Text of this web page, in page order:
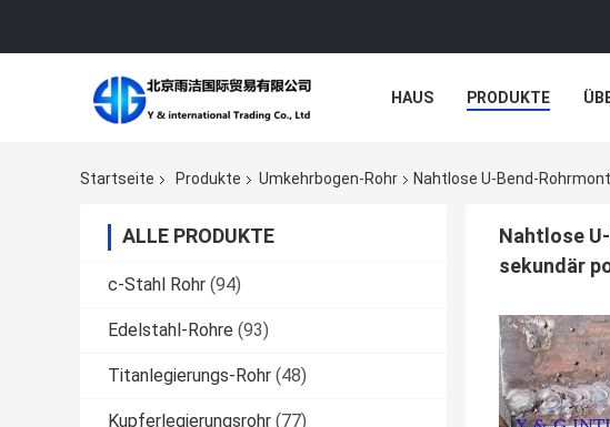
HAUS PRODUKTE
Startseite
Produkte Umkehrbogen-Rohr Nahtlose U-Bend-
ALLE PRODUKTE
c-Stahl Rohr (94)
Edelstahl-Rohre (93)
Titanlegierungs-Rohr (48)
Kupferlegierungsrohr (77)
Nahtlose
sekundär